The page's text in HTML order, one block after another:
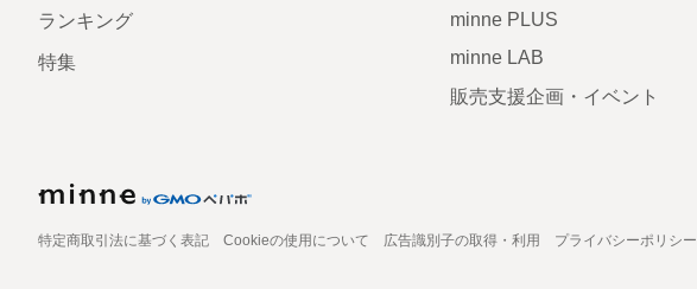
ランキング
特集
minne PLUS
minne LAB
販売支援企画・イベント
特定商取引法に基づく表記 Cookieの使用について 広告識別子の取得・利用 プライバシーポリシー